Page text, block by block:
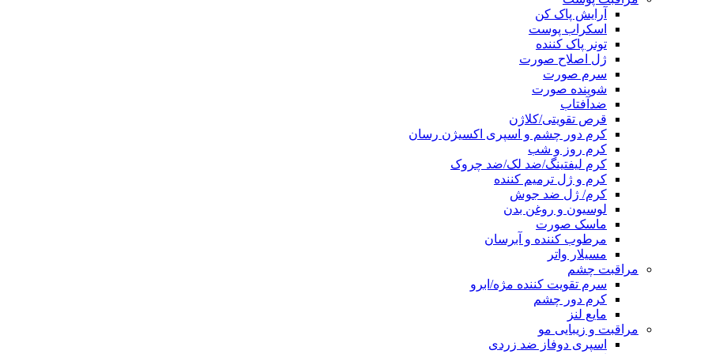
آرایش پاک کن
اسکراب پوست
تونر پاک کننده
ژل اصلاح صورت
سرم صورت
شوینده صورت
ضدآفتاب
قرص تقویتی/کلاژن
کرم دور چشم و اسپری اکسیژن رسان
کرم روز و شب
کرم لیفتینگ/ضد لک/ضد چروک
کرم و ژل ترمیم کننده
کرم/ ژل ضد جوش
لوسیون و روغن بدن
ماسک صورت
مرطوب کننده و آبرسان
مسیلار واتر
مراقبت چشم
سرم تقویت کننده مژه/ابرو
کرم دور چشم
مایع لنز
مراقبت و زیبایی مو
اسپری دوفاز ضد زردی